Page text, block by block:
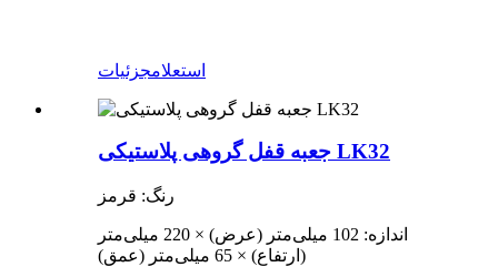
استعلامجزئیات
جعبه قفل گروهی پلاستیکی LK32
رنگ: قرمز
اندازه: 102 میلی‌متر (عرض) × 220 میلی‌متر
(ارتفاع) × 65 میلی‌متر (عمق)